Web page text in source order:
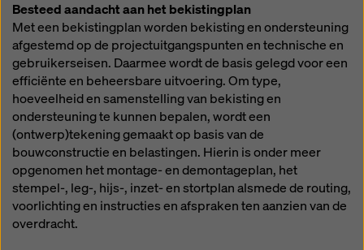
Besteed aandacht aan het bekistingplan
Met een bekistingplan worden bekisting en ondersteuning
afgestemd op de projectuitgangspunten en technische en
gebruikerseisen. Daarmee wordt de basis gelegd voor een
efficiënte en beheersbare uitvoering. Om type,
hoeveelheid en samenstelling van bekisting en
ondersteuning te kunnen bepalen, wordt een
(ontwerp)tekening gemaakt op basis van de
bouwconstructie en belastingen. Hierin is onder meer
opgenomen het montage- en demontageplan, het
stempel-, leg-, hijs-, inzet- en stortplan alsmede de routing,
voorlichting en instructies en afspraken ten aanzien van de
overdracht.